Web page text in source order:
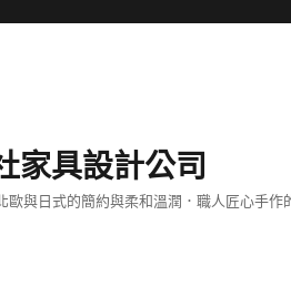
家具設計公司
歐與日式的簡約與柔和溫潤．職人匠心手